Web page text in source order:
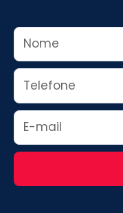
Nome
Whats
Email